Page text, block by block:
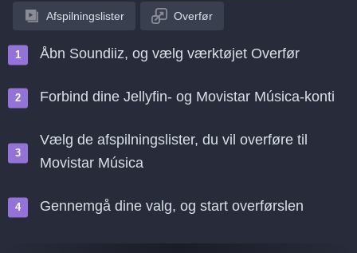
Afspilningslister Overfør
Åbn Soundiiz, og vælg værktøjet Overfør
Forbind dine Jellyfin- og Movistar Música-konti
Vælg de afspilningslister, du vil overføre til
Movistar Música
Gennemgå dine valg, og start overførslen